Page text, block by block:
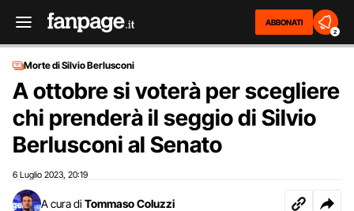
ABBONATI
2
Morte di Silvio Berlusconi
A ottobre si voterà per scegliere
chi prenderà il seggio di Silvio
Berlusconi al Senato
6 Luglio 2023 20:19
A cura di Tommaso Coluzzi